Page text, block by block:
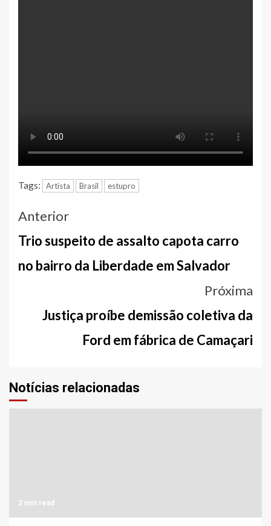
Tags: Artista Brasil estupro
Navegação
entre
notícias
Anterior
Trio suspeito de assalto capota carro
no bairro da Liberdade em Salvador
Próxima
Justiça proíbe demissão coletiva da
Ford em fábrica de Camaçari
Notícias relacionadas
2 min read